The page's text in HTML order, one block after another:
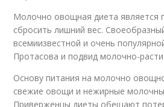
Молочно овощная диета является
сбросить лишний вес.
всемиизвестной и очень
Протасова и подвид молочно-
Основу питания на молочно
свежие овощи и нежирные
Приверженцы диеты обещают